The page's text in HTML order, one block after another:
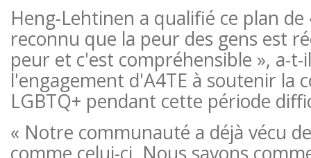
Heng-Lehtinen a qualifié ce plan de
reconnu que la peur des gens est
peur et c'est compréhensible », a-
l'engagement d'A4TE à soutenir la
LGBTQ+ pendant cette période
« Notre communauté a déjà vécu
comme celui-ci. Nous savons